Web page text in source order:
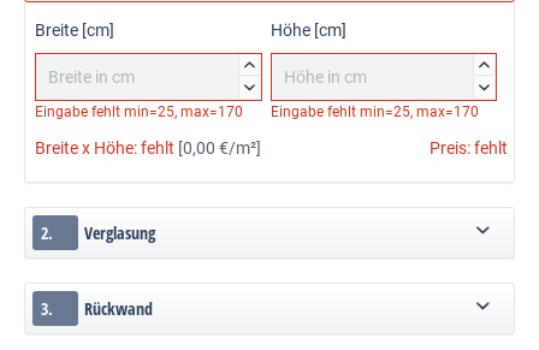
Breite [cm]


Höhe [cm]


Eingabe fehlt min=25, max=170 Eingabe fehlt min=25, max=170
Breite x Höhe:fehlt [0,00 €/m²] Preis:fehlt
2. Verglasung
3. Rückwand